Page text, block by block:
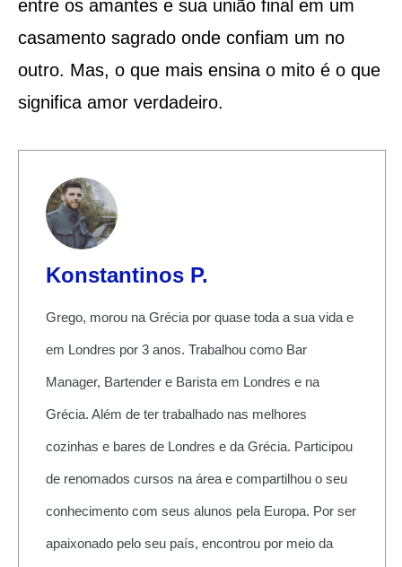
entre os amantes e sua união final em um
casamento sagrado onde confiam um no
outro. Mas, o que mais ensina o mito é o que
significa amor verdadeiro.
Konstantinos P.
Grego, morou na Grécia por quase toda a sua vida e
em Londres por 3 anos. Trabalhou como Bar
Manager, Bartender e Barista em Londres e na
Grécia. Além de ter trabalhado nas melhores
cozinhas e bares de Londres e da Grécia. Participou
de renomados cursos na área e compartilhou o seu
conhecimento com seus alunos pela Europa. Por ser
apaixonado pelo seu país, encontrou por meio da